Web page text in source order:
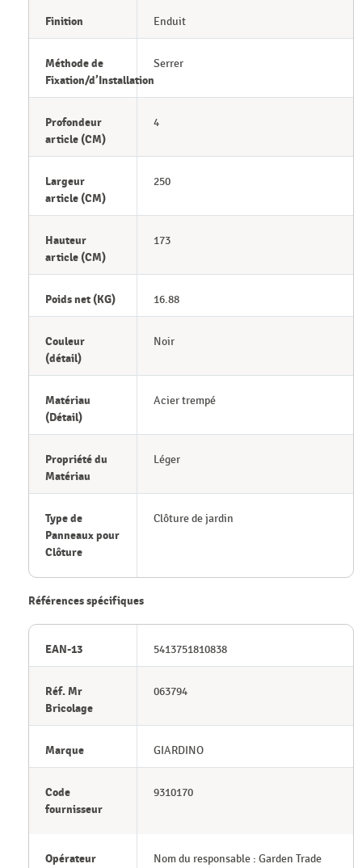
Finition Enduit
Méthode de
Fixation/d’Installation
Serrer
Profondeur
article (CM)
4
Largeur
article (CM)
250
Hauteur
article (CM)
173
Poids net (KG) 16.88
Couleur
(détail)
Noir
Matériau
(Détail)
Acier trempé
Propriété du
Matériau
Léger
Type de
Panneaux pour
Clôture
Clôture de jardin
Références spécifiques
EAN-13 5413751810838
Réf. Mr
Bricolage
063794
Marque GIARDINO
Code
fournisseur
9310170
Opérateur
Nom du responsable : Garden Trade